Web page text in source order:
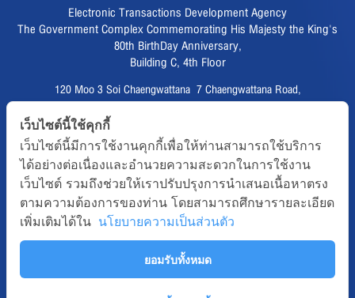
Electronic Transactions Development Agency
The Government Complex Commemorating His Majesty the King's
80th BirthDay Anniversary,
Building C, 4th Floor
120 Moo 3 Soi Chaengwattana 7 Chaengwattana Road,
Fax :02 123 1200
CALL CENTER :02 123 1234
email :info@etda.or.th
Follows
Copyright © 2020, All right reserved.ETDA | Electronic Transactions
Development Agency
เว็บไซต์นี้ใช้คุกกี้
เว็บไซต์นี้มีการใช้งานคุกกี้เพื่อให้ท่านสามารถใช้บริการ
ได้อย่างต่อเนื่องและอำนวยความสะดวกในการใช้งาน
เว็บไซต์ รวมถึงช่วยให้เราปรับปรุงการนำเสนอเนื้อหาตรง
ตามความต้องการของท่าน โดยสามารถศึกษารายละเอียด
เพิ่มเติมได้ใน นโยบายความเป็นส่วนตัว
ยอมรับทั้งหมด